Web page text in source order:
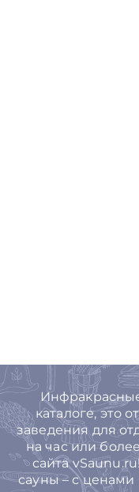
каталоге, это
заведения для
на час или
сайта
сауны – с